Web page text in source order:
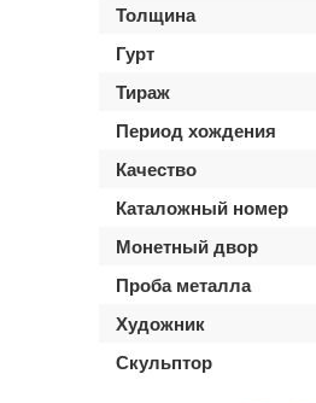
Толщина
Гурт
Тираж
Период хождения
Качество
Каталожный номер
Монетный двор
Проба металла
Художник
Скульптор